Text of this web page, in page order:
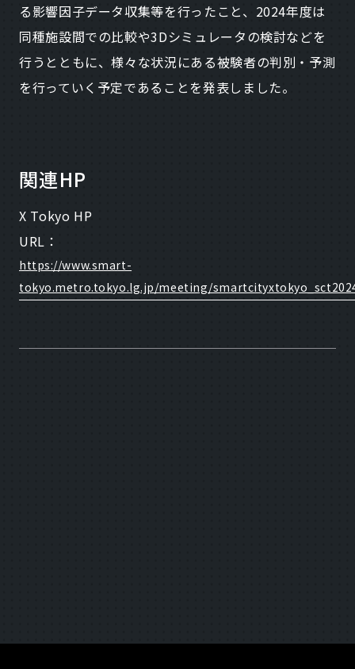
る影響因子データ収集等を行ったこと、2024年度は
同種施設間での比較や3Dシミュレータの検討などを
行うとともに、様々な状況にある被験者の判別・予測
を行っていく予定であることを発表しました。
関連HP
X Tokyo HP
URL：
https://www.smart-
tokyo.metro.tokyo.lg.jp/meeting/